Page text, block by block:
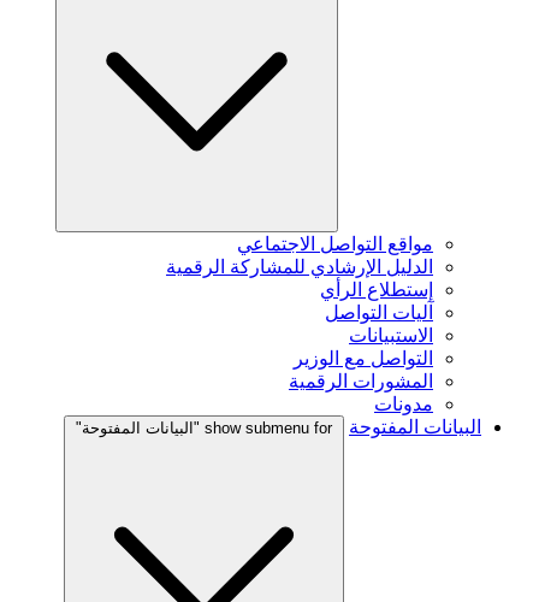
مواقع التواصل الاجتماعي
الدليل الإرشادي للمشاركة الرقمية
إستطلاع الرأي
آليات التواصل
الاستبيانات
التواصل مع الوزير
المشورات الرقمية
مدونات
البيانات المفتوحة
show submenu for "البيانات المفتوحة"